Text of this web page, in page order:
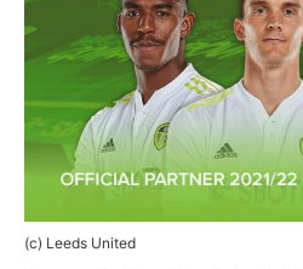
(c) Leeds United